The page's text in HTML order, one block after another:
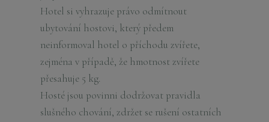
Hotel si vyhrazuje právo odmítnout
ubytování hostovi, který předem
neinformoval hotel o příchodu zvířete,
zejména v případě, že hmotnost zvířete
přesahuje 5 kg.
Hosté jsou povinni dodržovat pravidla
slušného chování, zdržet se rušení ostatních